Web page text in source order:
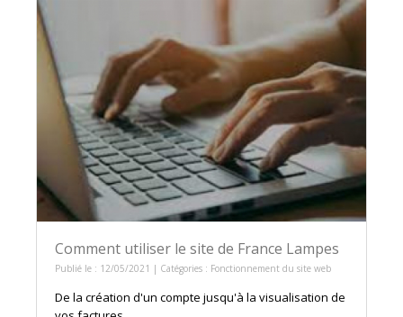
Comment utiliser le site de France Lampes
Publié le : 12/05/2021 | Catégories : Fonctionnement du site web
De la création d'un compte jusqu'à la visualisation de